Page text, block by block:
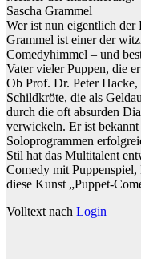
Sascha Grammel
Wer ist nun eigentlich der
Grammel ist einer der
Comedyhimmel – und
Vater vieler Puppen, die
Ob Prof. Dr. Peter Hacke,
Schildkröte, die als
durch die oft absurden
verwickeln. Er ist
Soloprogrammen
Stil hat das Multitalent
Comedy mit
diese Kunst „Puppet-
Volltext nach Login